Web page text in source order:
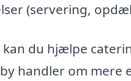
(servering,
du hjælpe
handler om mere